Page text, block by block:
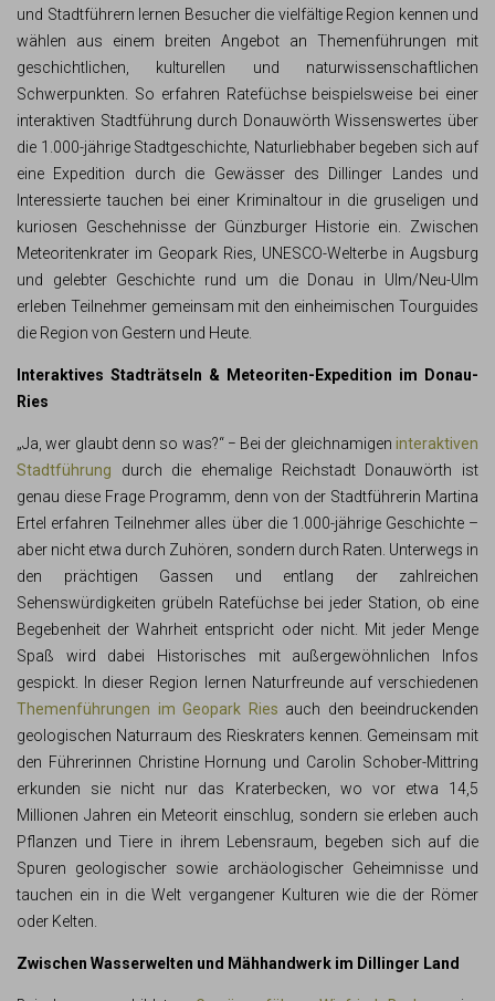
und Stadtführern lernen Besucher die vielfältige Region kennen und
wählen aus einem breiten Angebot an Themenführungen mit
geschichtlichen, kulturellen und naturwissenschaftlichen
Schwerpunkten. So erfahren Ratefüchse beispielsweise bei einer
interaktiven Stadtführung durch Donauwörth Wissenswertes über
die 1.000-jährige Stadtgeschichte, Naturliebhaber begeben sich auf
eine Expedition durch die Gewässer des Dillinger Landes und
Interessierte tauchen bei einer Kriminaltour in die gruseligen und
kuriosen Geschehnisse der Günzburger Historie ein. Zwischen
Meteoritenkrater im Geopark Ries, UNESCO-Welterbe in Augsburg
und gelebter Geschichte rund um die Donau in Ulm/Neu-Ulm
erleben Teilnehmer gemeinsam mit den einheimischen Tourguides
die Region von Gestern und Heute.
Interaktives Stadträtseln & Meteoriten-Expedition im Donau-
Ries
„Ja, wer glaubt denn so was?“ − Bei der gleichnamigen interaktiven
Stadtführung durch die ehemalige Reichstadt Donauwörth ist
genau diese Frage Programm, denn von der Stadtführerin Martina
Ertel erfahren Teilnehmer alles über die 1.000-jährige Geschichte –
aber nicht etwa durch Zuhören, sondern durch Raten. Unterwegs in
den prächtigen Gassen und entlang der zahlreichen
Sehenswürdigkeiten grübeln Ratefüchse bei jeder Station, ob eine
Begebenheit der Wahrheit entspricht oder nicht. Mit jeder Menge
Spaß wird dabei Historisches mit außergewöhnlichen Infos
gespickt. In dieser Region lernen Naturfreunde auf verschiedenen
Themenführungen im Geopark Ries auch den beeindruckenden
geologischen Naturraum des Rieskraters kennen. Gemeinsam mit
den Führerinnen Christine Hornung und Carolin Schober-Mittring
erkunden sie nicht nur das Kraterbecken, wo vor etwa 14,5
Millionen Jahren ein Meteorit einschlug, sondern sie erleben auch
Pflanzen und Tiere in ihrem Lebensraum, begeben sich auf die
Spuren geologischer sowie archäologischer Geheimnisse und
tauchen ein in die Welt vergangener Kulturen wie die der Römer
oder Kelten.
Zwischen Wasserwelten und Mähhandwerk im Dillinger Land